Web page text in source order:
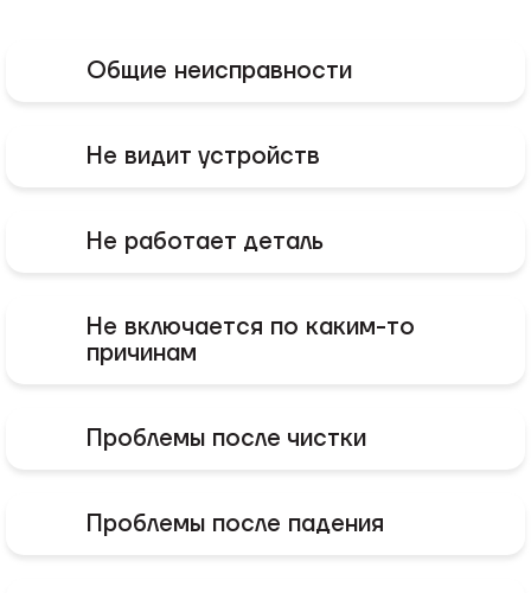
Общие неисправности
Не видит устройств
Не работает деталь
Не включается по каким-то
причинам
Проблемы после чистки
Проблемы после падения